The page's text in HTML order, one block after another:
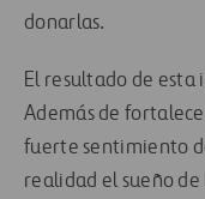
donarlas.
El resultado de
Además de
fuerte sentimiento
realidad el sueño de